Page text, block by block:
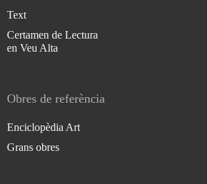
Text
Certamen de Lectura
en Veu Alta
Obres de referència
Enciclopèdia Art
Grans obres